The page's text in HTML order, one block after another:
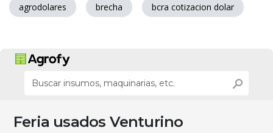
agrodolares brecha bcra cotizacion dolar
Feria usados Venturino